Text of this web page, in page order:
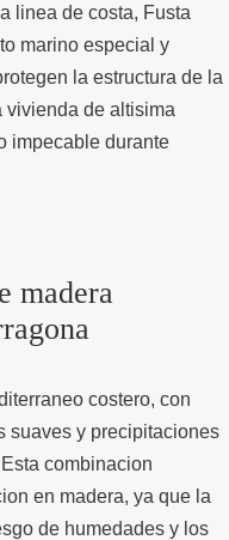
linea de costa, Fusta
marino especial y
la estructura de la
vivienda de altisima
impecable durante
madera
costero, con
suaves y precipitaciones
combinacion
en madera, ya que la
de humedades y los